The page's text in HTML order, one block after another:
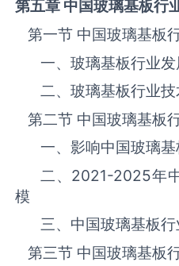
第五章 中国玻璃基板行
第一节 中国‌‌‌‌‌‌‌玻璃基板‌‌‌‌‌‌‌‌‌‌‌‌‌‌‌‌‌‌‌
一、‌‌‌‌‌‌‌玻璃基板‌‌‌‌‌‌‌‌‌‌‌‌‌‌‌‌行业
二、‌‌‌‌‌‌‌玻璃基板‌‌‌‌‌‌‌‌‌‌‌‌‌‌‌‌行业
第二节 中国‌‌‌‌‌‌‌玻璃基板‌‌‌‌‌‌‌‌‌‌‌‌‌‌‌‌‌‌‌
一、影响中国‌‌‌‌‌‌‌玻璃
二、 2021-2025年
模
三、中国‌‌‌‌‌‌‌玻璃基板‌‌‌‌‌‌‌‌‌‌‌‌‌‌‌‌
第三节 中国‌‌‌‌‌‌‌玻璃基板‌‌‌‌‌‌‌‌‌‌‌‌‌‌‌‌‌‌‌